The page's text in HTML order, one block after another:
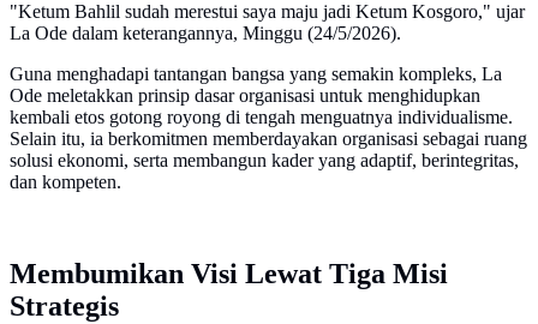
"Ketum Bahlil sudah merestui saya maju jadi Ketum Kosgoro," ujar
La Ode dalam keterangannya, Minggu (24/5/2026).
Guna menghadapi tantangan bangsa yang semakin kompleks, La
Ode meletakkan prinsip dasar organisasi untuk menghidupkan
kembali etos gotong royong di tengah menguatnya individualisme.
Selain itu, ia berkomitmen memberdayakan organisasi sebagai ruang
solusi ekonomi, serta membangun kader yang adaptif, berintegritas,
dan kompeten.
Membumikan Visi Lewat Tiga Misi
Strategis